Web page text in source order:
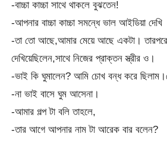
-বাচ্চা কাচ্চা সাথে থাকলে বুঝতেন!
-আপনার বাচ্চা কাচ্চা সমন্ধে ভাল আইডিয়া দেখি
-তা তো আছে,আমার মেয়ে আছে একটা।
দেখিয়েছিলেন,সাথে নিজের প্রাক্তন স্ত্রীর ও।
-ভাই কি ঘুমালেন? আমি চোখ বন্ধ করে
-না ভাই বাসে ঘুম আসেনা।
-আমার গল্প টা বলি তাহলে,
-তার আগে আপনার নাম টা আরেক বার বলেন?